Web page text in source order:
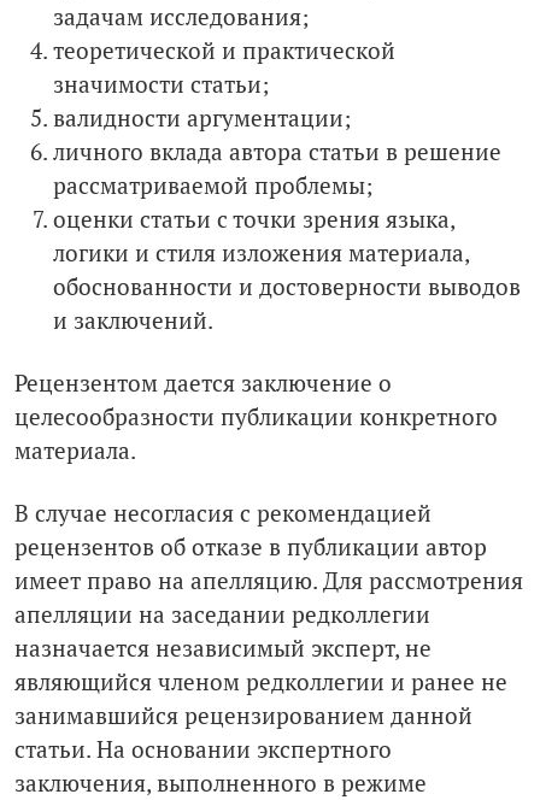
задачам исследования;
теоретической и практической
значимости статьи;
валидности аргументации;
личного вклада автора статьи в решение
рассматриваемой проблемы;
оценки статьи с точки зрения языка,
логики и стиля изложения материала,
обоснованности и достоверности выводов
и заключений.
Рецензентом дается заключение о
целесообразности публикации конкретного
материала.
В случае несогласия с рекомендацией
рецензентов об отказе в публикации автор
имеет право на апелляцию. Для рассмотрения
апелляции на заседании редколлегии
назначается независимый эксперт, не
являющийся членом редколлегии и ранее не
занимавшийся рецензированием данной
статьи. На основании экспертного
заключения, выполненного в режиме